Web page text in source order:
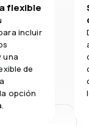
flexible
incluir
una
de
opción